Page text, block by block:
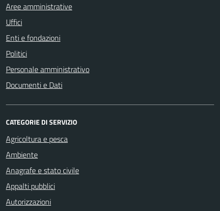
Aree amministrative
Uffici
Enti e fondazioni
Politici
Personale amministrativo
Documenti e Dati
CATEGORIE DI SERVIZIO
Agricoltura e pesca
Ambiente
Anagrafe e stato civile
Appalti pubblici
Autorizzazioni